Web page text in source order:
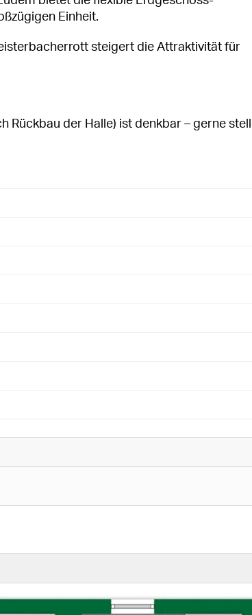
Einheit.
steigert die Attraktivität für
Rückbau der Halle) ist denkbar – gerne